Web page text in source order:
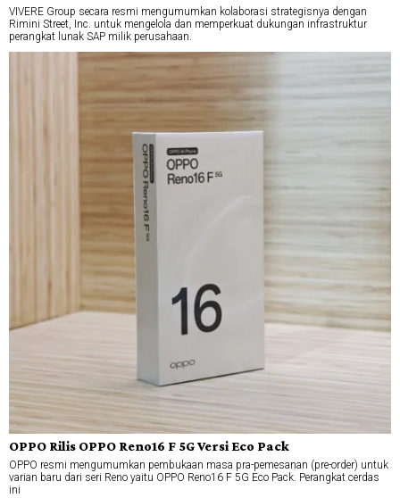
VIVERE Group secara resmi mengumumkan kolaborasi strategisnya dengan
Rimini Street, Inc. untuk mengelola dan memperkuat dukungan infrastruktur
perangkat lunak SAP milik perusahaan.
OPPO Rilis OPPO Reno16 F 5G Versi Eco Pack
OPPO resmi mengumumkan pembukaan masa pra-pemesanan (pre-order) untuk
varian baru dari seri Reno yaitu OPPO Reno16 F 5G Eco Pack. Perangkat cerdas
ini